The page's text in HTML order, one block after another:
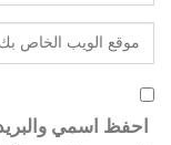
احفظ اسمي